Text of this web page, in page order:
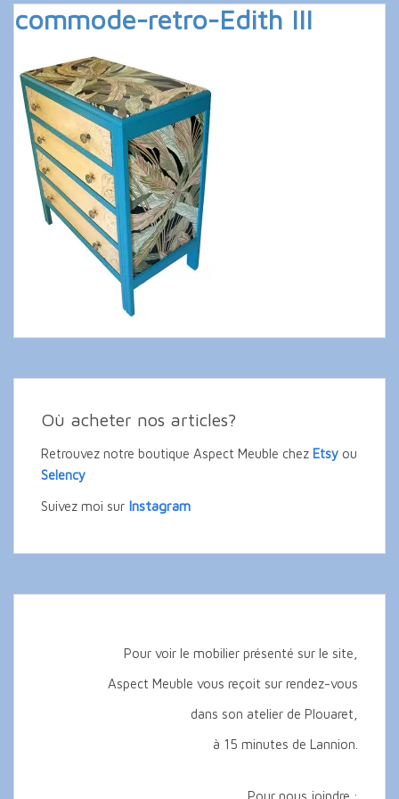
commode-retro-Edith III
Où acheter nos articles?
Retrouvez notre boutique Aspect Meuble chez Etsy ou
Selency
Suivez moi sur Instagram
Pour voir le mobilier présenté sur le site,
Aspect Meuble vous reçoit sur rendez-vous
dans son atelier de Plouaret,
à 15 minutes de Lannion.
Pour nous joindre :